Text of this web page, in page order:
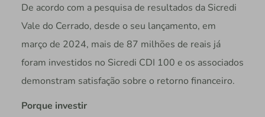
De acordo com a pesquisa de resultados da Sicredi
Vale do Cerrado, desde o seu lançamento, em
março de 2024, mais de 87 milhões de reais já
foram investidos no Sicredi CDI 100 e os associados
demonstram satisfação sobre o retorno financeiro.
Porque investir